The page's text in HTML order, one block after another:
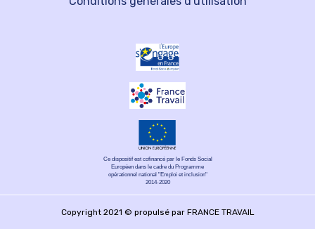
Ce dispositif est cofinancé par le Fonds Social
Européen dans le cadre du Programme
opérationnel national "Emploi et inclusion"
2014-2020
Copyright 2021 © propulsé par FRANCE TRAVAIL